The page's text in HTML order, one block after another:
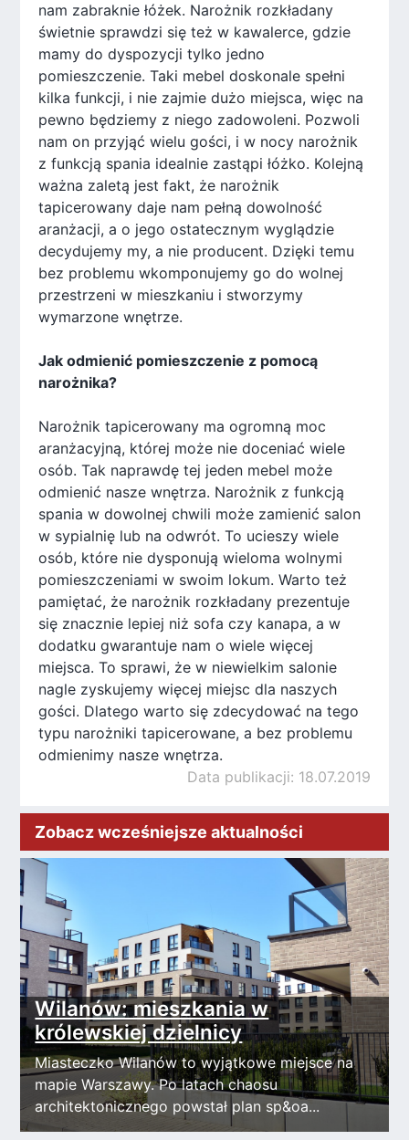
nam zabraknie łóżek. Narożnik rozkładany
świetnie sprawdzi się też w kawalerce, gdzie
mamy do dyspozycji tylko jedno
pomieszczenie. Taki mebel doskonale spełni
kilka funkcji, i nie zajmie dużo miejsca, więc na
pewno będziemy z niego zadowoleni. Pozwoli
nam on przyjąć wielu gości, i w nocy narożnik
z funkcją spania idealnie zastąpi łóżko. Kolejną
ważna zaletą jest fakt, że narożnik
tapicerowany daje nam pełną dowolność
aranżacji, a o jego ostatecznym wyglądzie
decydujemy my, a nie producent. Dzięki temu
bez problemu wkomponujemy go do wolnej
przestrzeni w mieszkaniu i stworzymy
wymarzone wnętrze.
Jak odmienić pomieszczenie z pomocą
narożnika?
Narożnik tapicerowany ma ogromną moc
aranżacyjną, której może nie doceniać wiele
osób. Tak naprawdę tej jeden mebel może
odmienić nasze wnętrza. Narożnik z funkcją
spania w dowolnej chwili może zamienić salon
w sypialnię lub na odwrót. To ucieszy wiele
osób, które nie dysponują wieloma wolnymi
pomieszczeniami w swoim lokum. Warto też
pamiętać, że narożnik rozkładany prezentuje
się znacznie lepiej niż sofa czy kanapa, a w
dodatku gwarantuje nam o wiele więcej
miejsca. To sprawi, że w niewielkim salonie
nagle zyskujemy więcej miejsc dla naszych
gości. Dlatego warto się zdecydować na tego
typu narożniki tapicerowane, a bez problemu
odmienimy nasze wnętrza.
Data publikacji: 18.07.2019
Zobacz wcześniejsze aktualności
Wilanów: mieszkania w
królewskiej dzielnicy
Miasteczko Wilanów to wyjątkowe miejsce na
mapie Warszawy. Po latach chaosu
architektonicznego powstał plan sp&oa...